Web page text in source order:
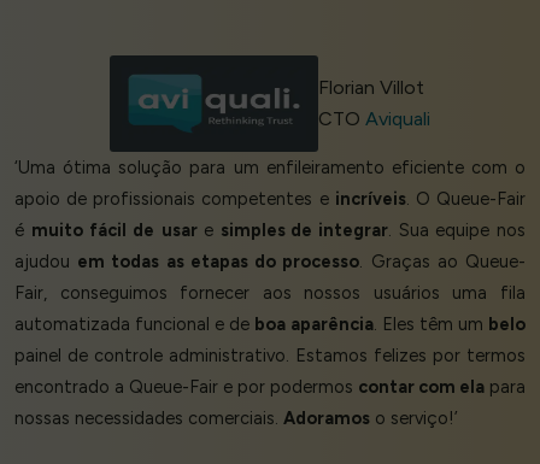
Florian Villot
CTOAviquali
‘Uma ótima solução para um enfileiramento eficiente com o
apoio de profissionais competentes e incríveis. O Queue-Fair
é muito fácil de usare simples de integrar. Sua equipe nos
ajudou em todas as etapas do processo. Graças ao Queue-
Fair, conseguimos fornecer aos nossos usuários uma fila
automatizada funcional e de boa aparência. Eles têm um belo
painel de controle administrativo. Estamos felizes por termos
encontrado a Queue-Fair e por podermos contar com ela para
nossas necessidades comerciais. Adoramos o serviço!’